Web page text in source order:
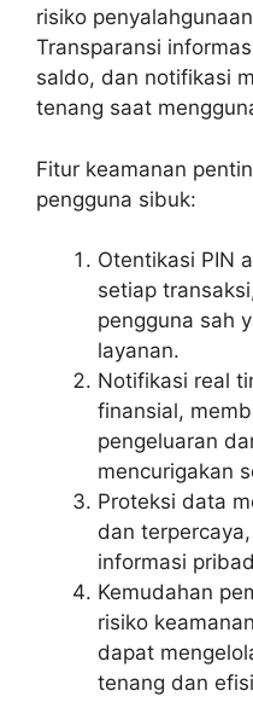
risiko
Transparansi
saldo, dan notifikasi
tenang saat
Fitur keamanan
pengguna sibuk:
Otentikasi PIN
setiap
pengguna sah
layanan.
Notifikasi real
finansial,
pengeluaran
mencurigakan
Proteksi data
dan
informasi
Kemudahan
risiko
dapat
tenang dan